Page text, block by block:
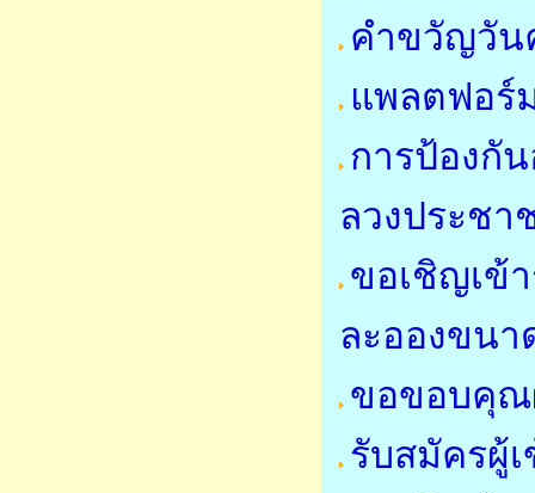
คำขวัญวัน
แพลตฟอร์
การป้องกั
ลวงประชา
ขอเชิญเข้
ละอองขนา
ขอขอบคุณ
รับสมัครผู้